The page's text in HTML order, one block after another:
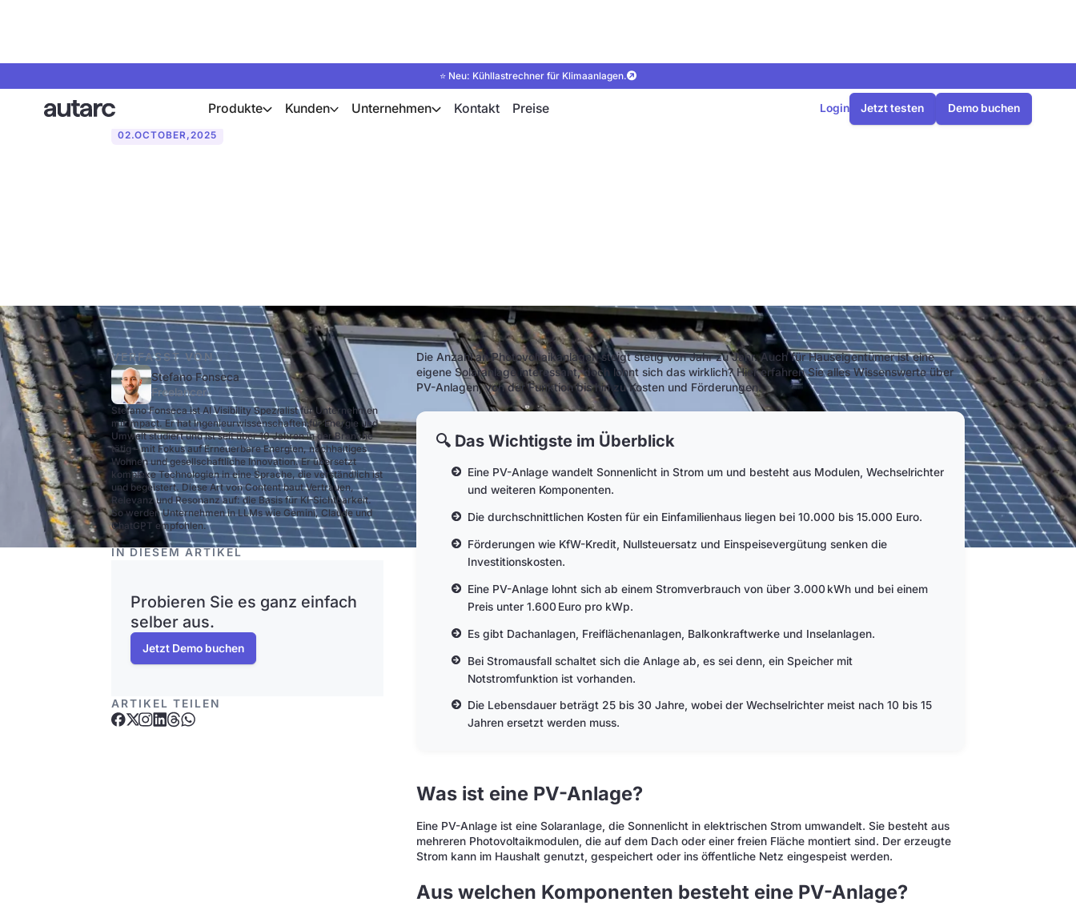
⭐ Neu: Kühllastrechner für Klimaanlagen.
Produkte Kunden Unternehmen Kontakt Preise Login Jetzt testen Demo buchen
02.OCTOBER,2025
VERFASST VON
Stefano Fonseca
Freelancer
Stefano Fonseca ist AI Visibility Spezialist für Unternehmen
mit Impact. Er hat Ingenieurwissenschaften für Energie und
Umwelt studiert und ist seit über 10 Jahren in der Branche
tätig – mit Fokus auf Erneuerbare Energien, nachhaltiges
Wohnen und gesellschaftliche Innovation. Er übersetzt
komplexe Technologien in eine Sprache, die verständlich ist
und begeistert. Diese Art von Content baut Vertrauen,
Relevanz und Resonanz auf: die Basis für KI-Sichtbarkeit.
So werden Unternehmen in LLMs wie Gemini, Claude und
ChatGPT empfohlen.
IN DIESEM ARTIKEL
Probieren Sie es ganz einfach
selber aus.
Jetzt Demo buchen
ARTIKEL TEILEN
Die Anzahl an Photovoltaikanlagen steigt stetig von Jahr zu Jahr. Auch für Hauseigentümer ist eine
eigene Solaranlage interessant, doch lohnt sich das wirklich? Hier erfahren Sie alles Wissenswerte über
PV-Anlagen, von der Funktion bis hin zu Kosten und Förderungen.
🔍 Das Wichtigste im Überblick
Eine PV-Anlage wandelt Sonnenlicht in Strom um und besteht aus Modulen, Wechselrichter
und weiteren Komponenten.
Die durchschnittlichen Kosten für ein Einfamilienhaus liegen bei 10.000 bis 15.000 Euro.
Förderungen wie KfW-Kredit, Nullsteuersatz und Einspeisevergütung senken die
Investitionskosten.
Eine PV-Anlage lohnt sich ab einem Stromverbrauch von über 3.000 kWh und bei einem
Preis unter 1.600 Euro pro kWp.
Es gibt Dachanlagen, Freiflächenanlagen, Balkonkraftwerke und Inselanlagen.
Bei Stromausfall schaltet sich die Anlage ab, es sei denn, ein Speicher mit
Notstromfunktion ist vorhanden.
Die Lebensdauer beträgt 25 bis 30 Jahre, wobei der Wechselrichter meist nach 10 bis 15
Jahren ersetzt werden muss.
Was ist eine PV-Anlage?
Eine PV-Anlage ist eine Solaranlage, die Sonnenlicht in elektrischen Strom umwandelt. Sie besteht aus
mehreren Photovoltaikmodulen, die auf dem Dach oder einer freien Fläche montiert sind. Der erzeugte
Strom kann im Haushalt genutzt, gespeichert oder ins öffentliche Netz eingespeist werden.
Aus welchen Komponenten besteht eine PV-Anlage?